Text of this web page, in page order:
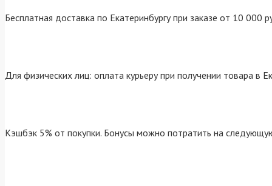
Бесплатная доставка по Екатеринбургу при заказе от 10 000
Для физических лиц: оплата курьеру при получении товара в
Кэшбэк 5% от покупки. Бонусы можно потратить на